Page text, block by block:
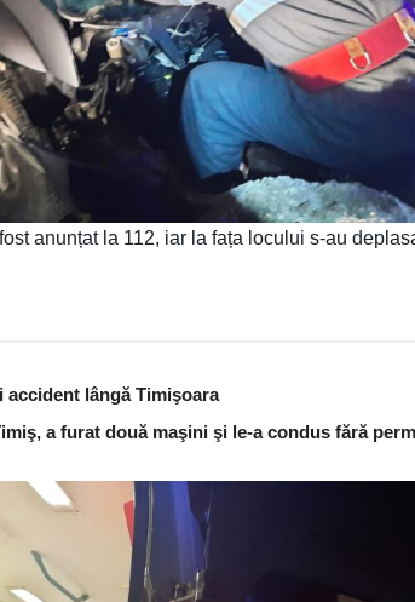
anunțat la 112, iar la fața locului s-au
accident lângă Timişoara
a furat două maşini şi le-a condus fără